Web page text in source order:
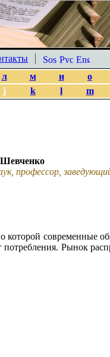
л м н о
j k l m
профессор,
которой современные
Рынок